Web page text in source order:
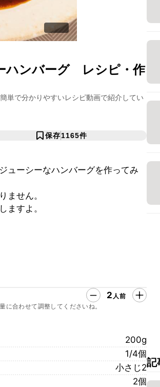
ハンバーグレシピ・作
単で分かりやすいレシピ動画で紹介してい
保存1165件
ューシーなハンバーグを作ってみ
ません。
ますよ。
2 人前
に合わせて調整してくださいね。
200g
1/4個
小さじ2
2個
記